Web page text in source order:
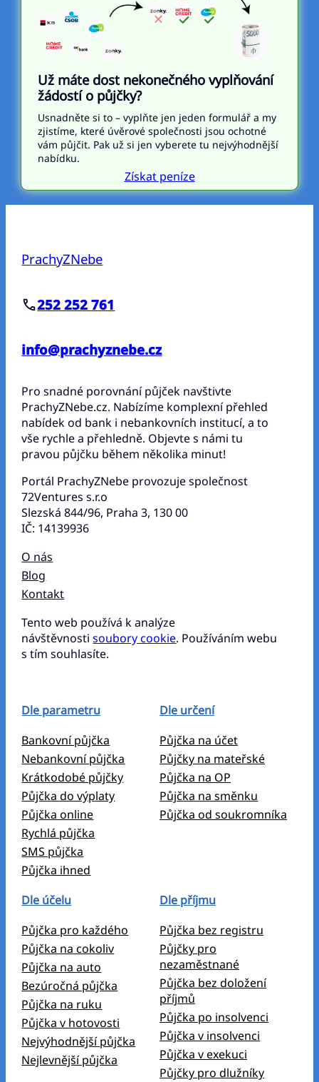
Už máte dost nekonečného vyplňování
žádostí o půjčky?
Usnadněte si to – vyplňte jen jeden formulář a my
zjistíme, které úvěrové společnosti jsou ochotné
vám půjčit. Pak už si jen vyberete tu nejvýhodnější
nabídku.
Získat peníze
PrachyZNebe
252 252 761
info@prachyznebe.cz
Pro snadné porovnání půjček navštivte
PrachyZNebe.cz. Nabízíme komplexní přehled
nabídek od bank i nebankovních institucí, a to
vše rychle a přehledně. Objevte s námi tu
pravou půjčku během několika minut!
Portál PrachyZNebe provozuje společnost
72Ventures s.r.o
Slezská 844/96, Praha 3, 130 00
IČ: 14139936
O nás
Blog
Kontakt
Tento web používá k analýze
návštěvnostisoubory cookie. Používáním webu
s tím souhlasíte.
Dle parametru
Bankovní půjčka
Nebankovní půjčka
Krátkodobé půjčky
Půjčka do výplaty
Půjčka online
Rychlá půjčka
SMS půjčka
Půjčka ihned
Dle určení
Půjčka na účet
Půjčky na mateřské
Půjčka na OP
Půjčka na směnku
Půjčka od soukromníka
Dle účelu
Půjčka pro každého
Půjčka na cokoliv
Půjčka na auto
Bezúročná půjčka
Půjčka na ruku
Půjčka v hotovosti
Nejvýhodnější půjčka
Nejlevnější půjčka
Dle příjmu
Půjčka bez registru
Půjčky pro
nezaměstnané
Půjčka bez doložení
příjmů
Půjčka po insolvenci
Půjčka v insolvenci
Půjčka v exekuci
Půjčky pro dlužníky